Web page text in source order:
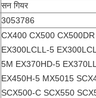
सन गियर
3053786
CX400 CX500
EX300LCLL-5
5M EX370HD-5
EX450H-5 MX5015
SCX500-C SCX550